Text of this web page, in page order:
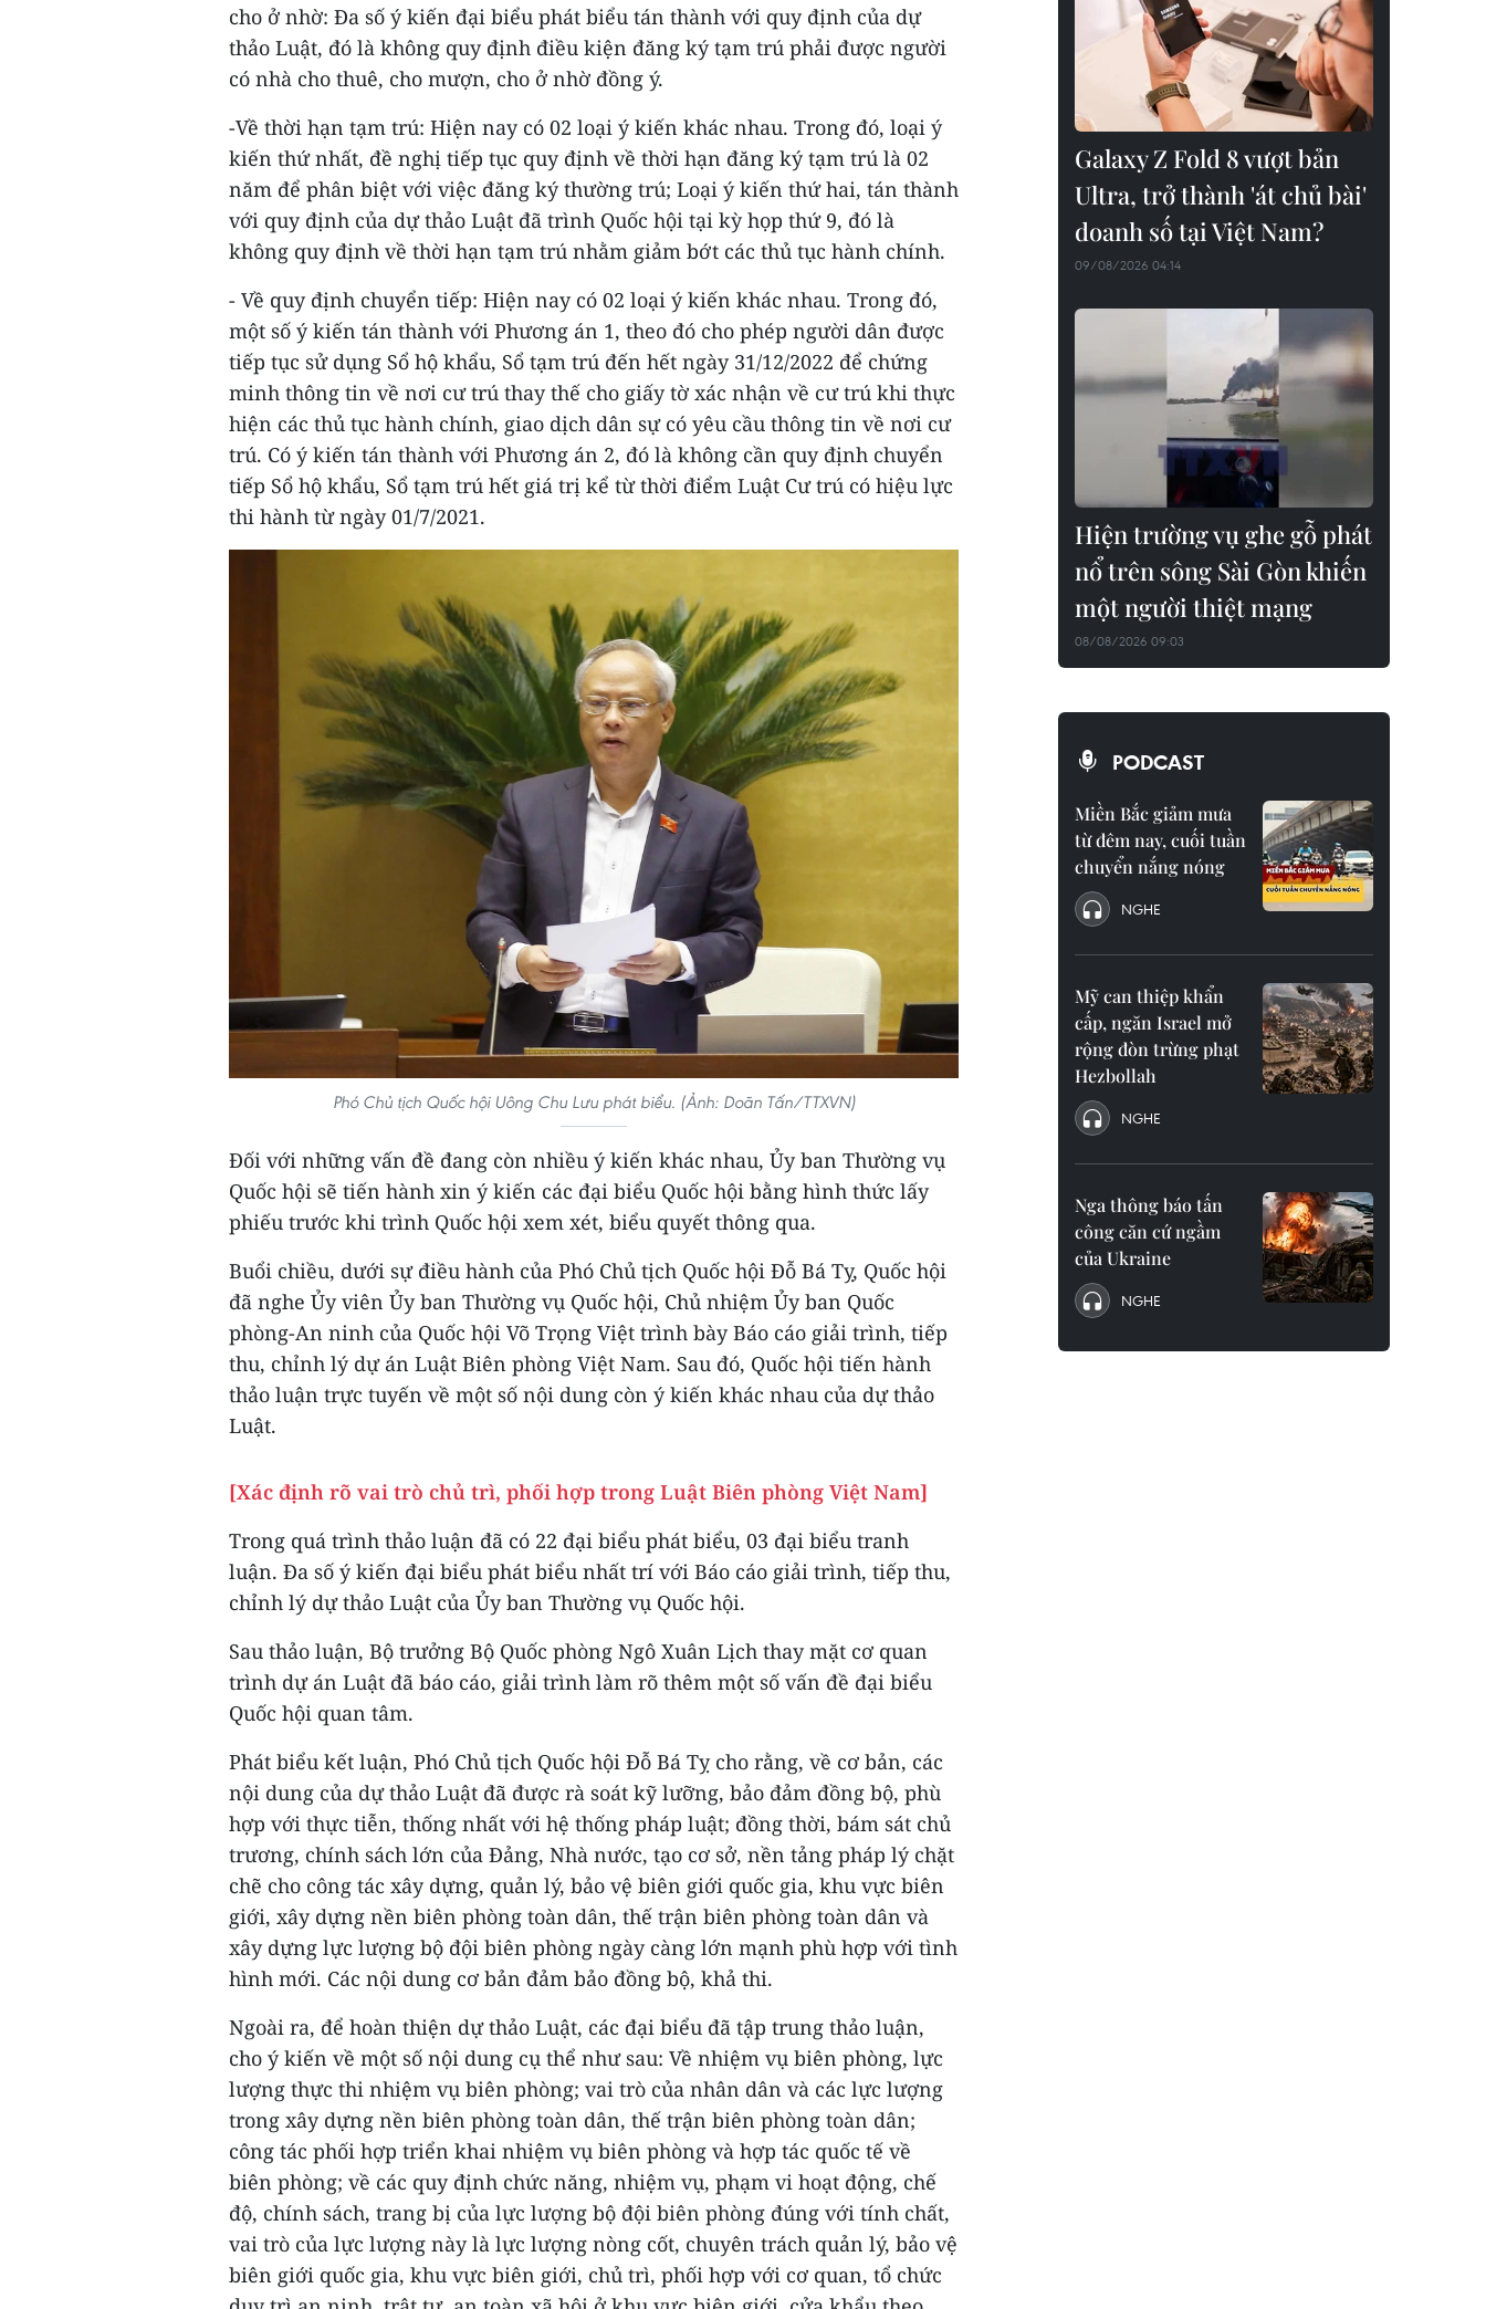
cho ở nhờ: Đa số ý kiến đại biểu phát biểu tán thành với quy định của dự
thảo Luật, đó là không quy định điều kiện đăng ký tạm trú phải được người
có nhà cho thuê, cho mượn, cho ở nhờ đồng ý.
-Về thời hạn tạm trú: Hiện nay có 02 loại ý kiến khác nhau. Trong đó, loại ý
kiến thứ nhất, đề nghị tiếp tục quy định về thời hạn đăng ký tạm trú là 02
năm để phân biệt với việc đăng ký thường trú; Loại ý kiến thứ hai, tán thành
với quy định của dự thảo Luật đã trình Quốc hội tại kỳ họp thứ 9, đó là
không quy định về thời hạn tạm trú nhằm giảm bớt các thủ tục hành chính.
- Về quy định chuyển tiếp: Hiện nay có 02 loại ý kiến khác nhau. Trong đó,
một số ý kiến tán thành với Phương án 1, theo đó cho phép người dân được
tiếp tục sử dụng Sổ hộ khẩu, Sổ tạm trú đến hết ngày 31/12/2022 để chứng
minh thông tin về nơi cư trú thay thế cho giấy tờ xác nhận về cư trú khi thực
hiện các thủ tục hành chính, giao dịch dân sự có yêu cầu thông tin về nơi cư
trú. Có ý kiến tán thành với Phương án 2, đó là không cần quy định chuyển
tiếp Sổ hộ khẩu, Sổ tạm trú hết giá trị kể từ thời điểm Luật Cư trú có hiệu lực
thi hành từ ngày 01/7/2021.
Phó Chủ tịch Quốc hội Uông Chu Lưu phát biểu. (Ảnh: Doãn Tấn/TTXVN)
Đối với những vấn đề đang còn nhiều ý kiến khác nhau, Ủy ban Thường vụ
Quốc hội sẽ tiến hành xin ý kiến các đại biểu Quốc hội bằng hình thức lấy
phiếu trước khi trình Quốc hội xem xét, biểu quyết thông qua.
Buổi chiều, dưới sự điều hành của Phó Chủ tịch Quốc hội Đỗ Bá Tỵ, Quốc hội
đã nghe Ủy viên Ủy ban Thường vụ Quốc hội, Chủ nhiệm Ủy ban Quốc
phòng-An ninh của Quốc hội Võ Trọng Việt trình bày Báo cáo giải trình, tiếp
thu, chỉnh lý dự án Luật Biên phòng Việt Nam. Sau đó, Quốc hội tiến hành
thảo luận trực tuyến về một số nội dung còn ý kiến khác nhau của dự thảo
Luật.
[Xác định rõ vai trò chủ trì, phối hợp trong Luật Biên phòng Việt Nam]
Trong quá trình thảo luận đã có 22 đại biểu phát biểu, 03 đại biểu tranh
luận. Đa số ý kiến đại biểu phát biểu nhất trí với Báo cáo giải trình, tiếp thu,
chỉnh lý dự thảo Luật của Ủy ban Thường vụ Quốc hội.
Sau thảo luận, Bộ trưởng Bộ Quốc phòng Ngô Xuân Lịch thay mặt cơ quan
trình dự án Luật đã báo cáo, giải trình làm rõ thêm một số vấn đề đại biểu
Quốc hội quan tâm.
Phát biểu kết luận, Phó Chủ tịch Quốc hội Đỗ Bá Tỵ cho rằng, về cơ bản, các
nội dung của dự thảo Luật đã được rà soát kỹ lưỡng, bảo đảm đồng bộ, phù
hợp với thực tiễn, thống nhất với hệ thống pháp luật; đồng thời, bám sát chủ
trương, chính sách lớn của Đảng, Nhà nước, tạo cơ sở, nền tảng pháp lý chặt
chẽ cho công tác xây dựng, quản lý, bảo vệ biên giới quốc gia, khu vực biên
giới, xây dựng nền biên phòng toàn dân, thế trận biên phòng toàn dân và
xây dựng lực lượng bộ đội biên phòng ngày càng lớn mạnh phù hợp với tình
hình mới. Các nội dung cơ bản đảm bảo đồng bộ, khả thi.
Ngoài ra, để hoàn thiện dự thảo Luật, các đại biểu đã tập trung thảo luận,
cho ý kiến về một số nội dung cụ thể như sau: Về nhiệm vụ biên phòng, lực
lượng thực thi nhiệm vụ biên phòng; vai trò của nhân dân và các lực lượng
trong xây dựng nền biên phòng toàn dân, thế trận biên phòng toàn dân;
công tác phối hợp triển khai nhiệm vụ biên phòng và hợp tác quốc tế về
biên phòng; về các quy định chức năng, nhiệm vụ, phạm vi hoạt động, chế
độ, chính sách, trang bị của lực lượng bộ đội biên phòng đúng với tính chất,
vai trò của lực lượng này là lực lượng nòng cốt, chuyên trách quản lý, bảo vệ
biên giới quốc gia, khu vực biên giới, chủ trì, phối hợp với cơ quan, tổ chức
Galaxy Z Fold 8 vượt bản
Ultra, trở thành 'át chủ bài'
doanh số tại Việt Nam?
09/08/2026 04:14
Hiện trường vụ ghe gỗ phát
nổ trên sông Sài Gòn khiến
một người thiệt mạng
08/08/2026 09:03
PODCAST
Miền Bắc giảm mưa
từ đêm nay, cuối tuần
chuyển nắng nóng
NGHE
Mỹ can thiệp khẩn
cấp, ngăn Israel mở
rộng đòn trừng phạt
Hezbollah
NGHE
Nga thông báo tấn
công căn cứ ngầm
của Ukraine
NGHE